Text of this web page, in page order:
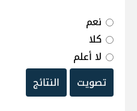
نعم
كلا
لا أعلم
تصويت
النتائج